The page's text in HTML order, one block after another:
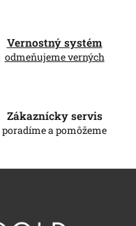
Vernostný systém
odmeňujeme verných
Zákaznícky servis
poradíme a pomôžeme